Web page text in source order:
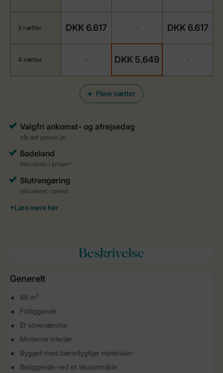
Flere nætter
3 nætter DKK 6.617 - DKK 6.617
4 nætter - DKK 5.649 -
Beskrivelse
Generelt
68 m²
Fritliggende
Et soveværelse
Moderne interiør
Bygget med bæredygtige materialer
Beliggende ved et skovområde